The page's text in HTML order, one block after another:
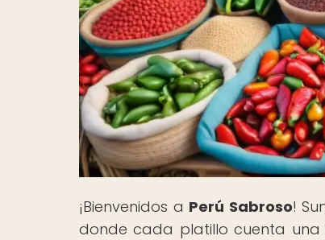
¡Bienvenidos a Perú Sabroso!
donde cada platillo cuenta una